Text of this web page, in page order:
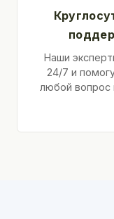
Наши
24/7 и
любой